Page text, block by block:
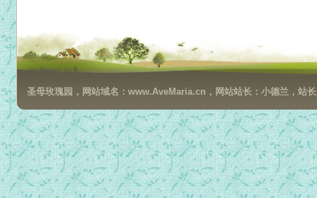
圣母玫瑰园，网站域名：www.AveMaria.cn，网站站长：小德兰，